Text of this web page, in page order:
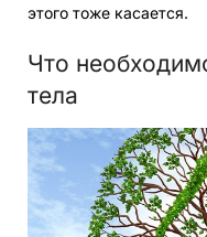
этого тоже касается.
Что
тела